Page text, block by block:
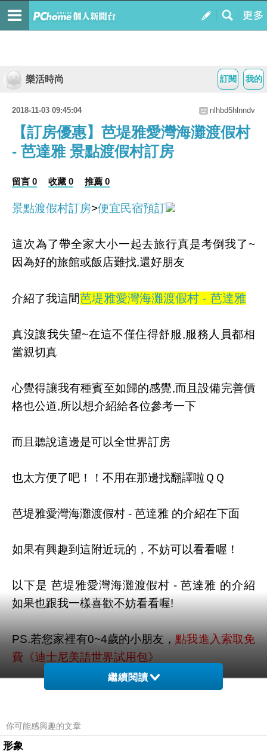
我的
訂閱
樂活時尚
2018-11-03 09:45:04 nlhbd5hlnndv
【訂房優惠】芭堤雅愛灣海灘渡假村
- 芭達雅 景點渡假村訂房
留言 0 收藏 0 推薦 0
景點渡假村訂房>便宜民宿預訂
這次為了帶全家大小一起去旅行真是考倒我了~
因為好的旅館或飯店難找,還好朋友
介紹了我這間芭堤雅愛灣海灘渡假村 - 芭達雅
真沒讓我失望~在這不僅住得舒服,服務人員都相
當親切真
心覺得讓我有種賓至如歸的感覺,而且設備完善價
格也公道,所以想介紹給各位參考一下
而且聽說這邊是可以全世界訂房
也太方便了吧！！不用在那邊找翻譯啦ＱＱ
芭堤雅愛灣海灘渡假村 - 芭達雅 的介紹在下面
如果有興趣到這附近玩的，不妨可以看看喔！
以下是 芭堤雅愛灣海灘渡假村 - 芭達雅 的介紹
如果也跟我一樣喜歡不妨看看喔!
PS.若您家裡有0~4歲的小朋友，點我進入索取免
費《迪士尼美語世界試用包》
↓↓↓限量特優價格按鈕↓↓↓
繼續閱讀
你可能感興趣的文章
形象